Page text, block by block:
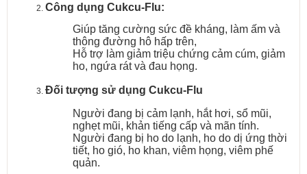
Công dụng Cukcu-Flu:
Giúp tăng cường sức đề kháng, làm ấm và
thông đường hô hấp trên,
Hỗ trợ làm giảm triệu chứng cảm cúm, giảm
ho, ngứa rát và đau họng.
Đối tượng sử dụng Cukcu-Flu
Người đang bị cảm lạnh, hắt hơi, sổ mũi,
nghẹt mũi, khản tiếng cấp và mãn tính.
Người đang bị ho do lạnh, ho do dị ứng thời
tiết, ho gió, ho khan, viêm họng, viêm phế
quản.